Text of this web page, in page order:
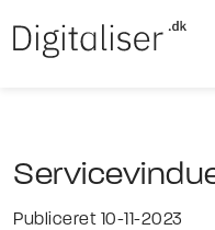
Publiceret 10-11-2023